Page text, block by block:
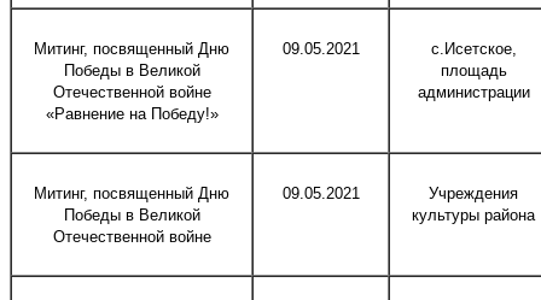
Митинг, посвященный Дню
Победы в Великой
Отечественной войне
«Равнение на Победу!»
09.05.2021
с.Исетское,
площадь
администрации
Митинг, посвященный Дню
Победы в Великой
Отечественной войне
09.05.2021
Учреждения
культуры района